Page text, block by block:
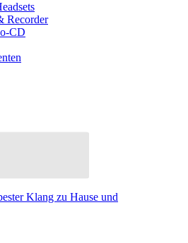
Recorder
CD
Klang zu Hause und